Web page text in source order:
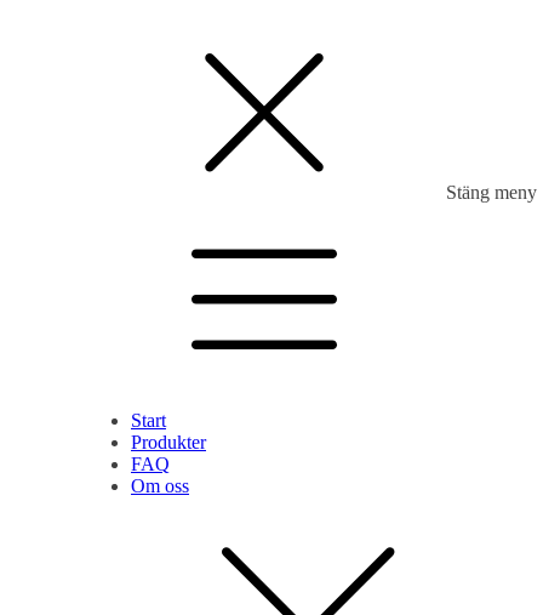
Stäng meny
Start
Produkter
FAQ
Om oss